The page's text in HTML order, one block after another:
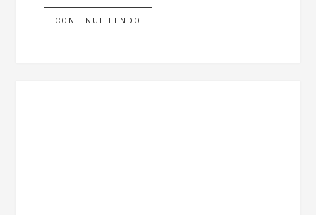
CONTINUE LENDO